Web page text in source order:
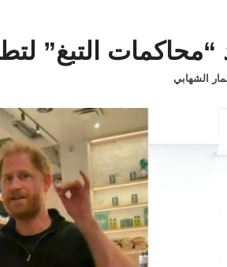
التبغ”
الشهابي